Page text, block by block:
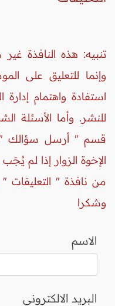
تنبيه: هذه النافذة
وإنما للتعليق على
استفادة واهتمام
للنشر. وأما الأسئلة
قسم " أرسل سؤالك
الإخوة الزوار إذا
من نافذة "
وشكرا
الاسم
البريد الالكتروني